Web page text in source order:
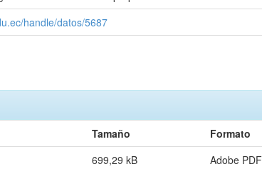
handle/datos/5687
Tamaño
Formato
699,29 kB Adobe PDF